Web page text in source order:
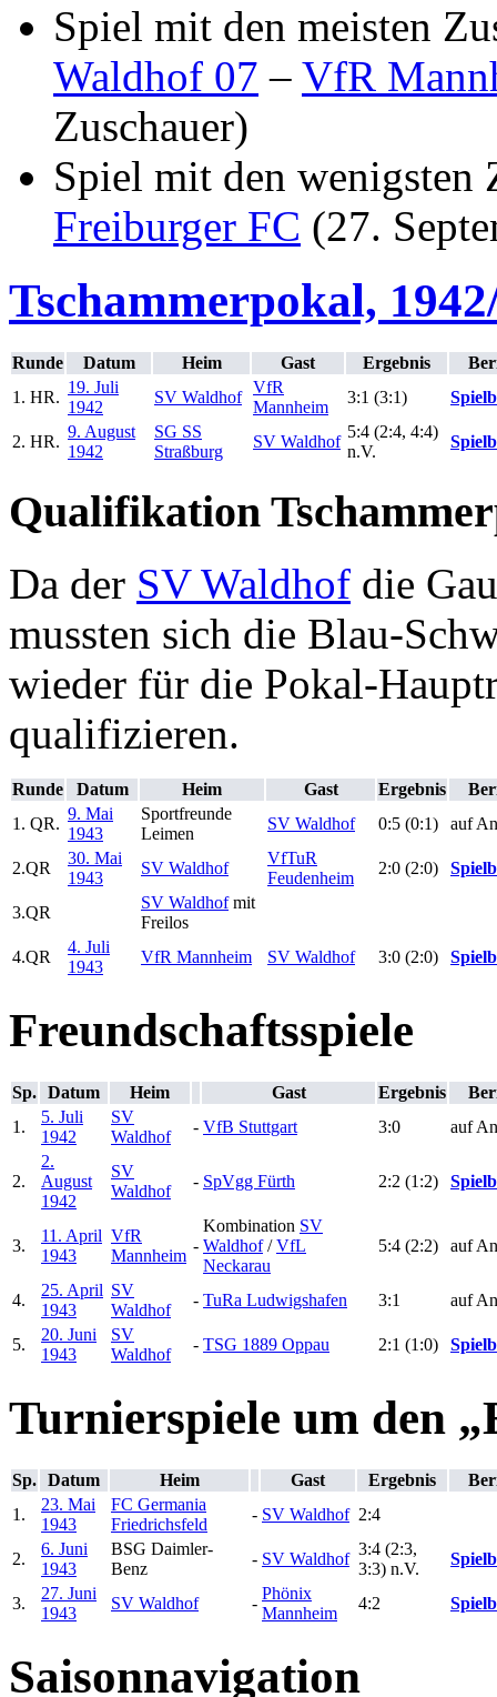
Spiel mit den meisten
Waldhof 07 – VfR
Zuschauer)
Spiel mit den wenigsten
Freiburger FC (27.
Tschammerpokal,
Runde Datum Heim Gast Ergebnis
1. HR.
19. Juli
1942
SV Waldhof
VfR
Mannheim
3:1 (3:1)
2. HR.
9. August
1942
SG SS
Straßburg
SV Waldhof
5:4 (2:4, 4:4)
n.V.
Qualifikation
Da der SV Waldhof die
mussten sich die Blau-
wieder für die Pokal-
qualifizieren.
Runde Datum Heim Gast Ergebnis
1. QR.
9. Mai
1943
Sportfreunde
Leimen
SV Waldhof 0:5 (0:1) auf
2.QR
30. Mai
1943
SV Waldhof
VfTuR
Feudenheim
2:0 (2:0)
3.QR
SV Waldhofmit
Freilos
4.QR
4. Juli
1943
VfR Mannheim SV Waldhof 3:0 (2:0)
Freundschaftsspiele
Sp. Datum Heim Gast Ergebnis
1.
5. Juli
1942
SV
Waldhof
- VfB Stuttgart 3:0 auf
2.
2.
August
1942
SV
Waldhof
- SpVgg Fürth 2:2 (1:2)
3.
11. April
1943
VfR
Mannheim
-
Kombination SV
Waldhof/VfL
Neckarau
5:4 (2:2) auf
4.
25. April
1943
SV
Waldhof
- TuRa Ludwigshafen 3:1 auf
5.
20. Juni
1943
SV
Waldhof
- TSG 1889 Oppau 2:1 (1:0)
Turnierspiele um den
Sp. Datum Heim Gast Ergebnis
1.
23. Mai
1943
FC Germania
Friedrichsfeld
- SV Waldhof 2:4
2.
6. Juni
1943
BSG Daimler-
Benz
- SV Waldhof
3:4 (2:3,
3:3) n.V.
3.
27. Juni
1943
SV Waldhof -
Phönix
Mannheim
4:2
Saisonnavigation